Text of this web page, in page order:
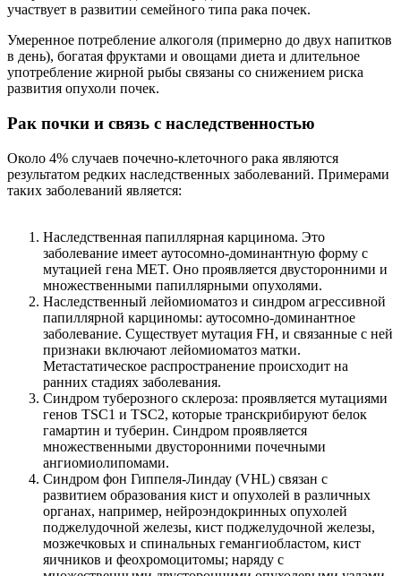
участвует в развитии семейного типа рака почек.
Умеренное потребление алкоголя (примерно до двух напитков
в день), богатая фруктами и овощами диета и длительное
употребление жирной рыбы связаны со снижением риска
развития опухоли почек.
Рак почки и связь с наследственностью
Около 4% случаев почечно-клеточного рака являются
результатом редких наследственных заболеваний. Примерами
таких заболеваний является:
Наследственная папиллярная карцинома. Это
заболевание имеет аутосомно-доминантную форму с
мутацией гена MET. Оно проявляется двусторонними и
множественными папиллярными опухолями.
Наследственный лейомиоматоз и синдром агрессивной
папиллярной карциномы: аутосомно-доминантное
заболевание. Существует мутация FH, и связанные с ней
признаки включают лейомиоматоз матки.
Метастатическое распространение происходит на
ранних стадиях заболевания.
Синдром туберозного склероза: проявляется мутациями
генов TSC1 и TSC2, которые транскрибируют белок
гамартин и туберин. Синдром проявляется
множественными двусторонними почечными
ангиомиолипомами.
Синдром фон Гиппеля-Линдау (VHL) связан с
развитием образования кист и опухолей в различных
органах, например, нейроэндокринных опухолей
поджелудочной железы, кист поджелудочной железы,
мозжечковых и спинальных гемангиобластом, кист
яичников и феохромоцитомы; наряду с